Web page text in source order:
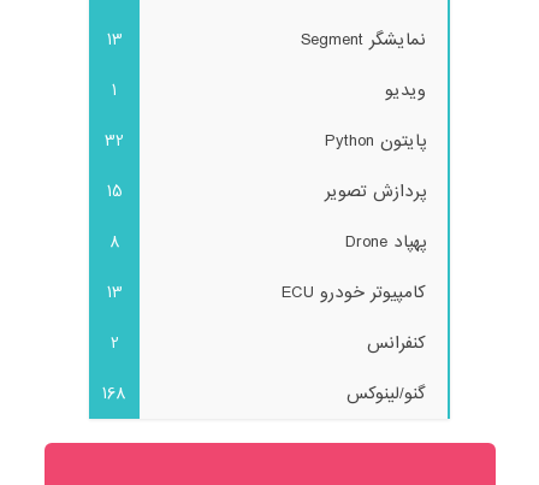
نمایشگر Segment
13
ویدیو
1
پایتون Python
32
پردازش تصویر
15
پهپاد Drone
8
کامپیوتر خودرو ECU
13
کنفرانس
2
گنو/لینوکس
168